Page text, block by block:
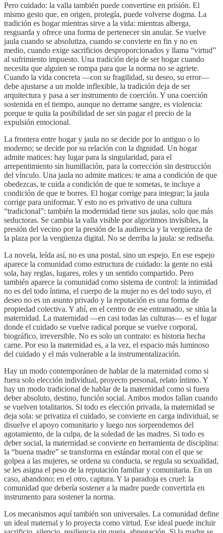
Pero cuidado: la valla también puede convertirse en prisión. El
mismo gesto que, en origen, protegía, puede volverse dogma. La
tradición es hogar mientras sirve a la vida: mientras alberga,
resguarda y ofrece una forma de pertenecer sin anular. Se vuelve
jaula cuando se absolutiza, cuando se convierte en fin y no en
medio, cuando exige sacrificios desproporcionados y llama “virtud”
al sufrimiento impuesto. Una tradición deja de ser hogar cuando
necesita que alguien se rompa para que la norma no se agriete.
Cuando la vida concreta —con su fragilidad, su deseo, su error—
debe ajustarse a un molde inflexible, la tradición deja de ser
arquitectura y pasa a ser instrumento de coerción. Y una coerción
sostenida en el tiempo, aunque no derrame sangre, es violencia:
porque te quita la posibilidad de ser sin pagar el precio de la
expulsión emocional.
La frontera entre hogar y jaula no se decide por lo antiguo o lo
moderno; se decide por su relación con la dignidad. Un hogar
admite matices: hay lugar para la singularidad, para el
arrepentimiento sin humillación, para la corrección sin destrucción
del vínculo. Una jaula no admite matices: te ama a condición de que
obedezcas, te cuida a condición de que te sometas, te incluye a
condición de que te borres. El hogar corrige para integrar; la jaula
corrige para uniformar. Y esto no es privativo de una cultura
“tradicional”: también la modernidad tiene sus jaulas, solo que más
seductoras. Se cambia la valla visible por algoritmos invisibles, la
presión del vecino por la presión de la audiencia y la vergüenza de
la plaza por la vergüenza digital. No se derriba la jaula: se rediseña.
La novela, leída así, no es una postal, sino un espejo. En ese espejo
aparece la comunidad como estructura de cuidado: la gente no está
sola, hay reglas, lugares, roles y un sentido compartido. Pero
también aparece la comunidad como sistema de control: la intimidad
no es del todo íntima, el cuerpo de la mujer no es del todo suyo, el
deseo no es un asunto privado y la reputación es una forma de
propiedad colectiva. Y ahí, en el centro de ese entramado, se sitúa la
maternidad. La maternidad —en casi todas las culturas— es el lugar
donde el cuidado se vuelve radical porque se vuelve corporal,
biográfico, irreversible. No es solo un contrato: es historia hecha
carne. Por eso la maternidad es, a la vez, el espacio más luminoso
del cuidado y el más vulnerable a la instrumentalización.
Hay un modo contemporáneo de hablar de la maternidad como si
fuera solo elección individual, proyecto personal, relato íntimo. Y
hay un modo tradicional de hablar de la maternidad como si fuera
deber absoluto, destino, función social. Ambos modos fallan cuando
se vuelven totalitarios. Si todo es elección privada, la maternidad se
deja sola: se privatiza el cuidado, se convierte en carga individual, se
disuelve el apoyo comunitario y luego nos sorprendemos del
agotamiento, de la culpa, de la soledad de las madres. Si todo es
deber social, la maternidad se convierte en herramienta de disciplina:
la “buena madre” se transforma en estándar moral con el que se
golpea a las mujeres, se ordena su conducta, se regula su sexualidad,
se les asigna el peso de la reputación familiar y comunitaria. En un
caso, abandono; en el otro, captura. Y la paradoja es cruel: la
comunidad que debería sostener a la madre puede convertirla en
instrumento para sostener la norma.
Los mecanismos aquí también son universales. La comunidad define
un ideal maternal y lo proyecta como virtud. Ese ideal puede incluir